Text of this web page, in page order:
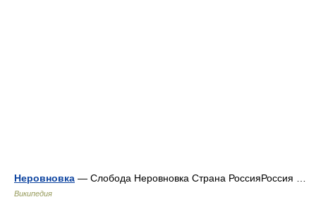
Неровновка — Слобода Неровновка Страна РоссияРоссия …
Википедия